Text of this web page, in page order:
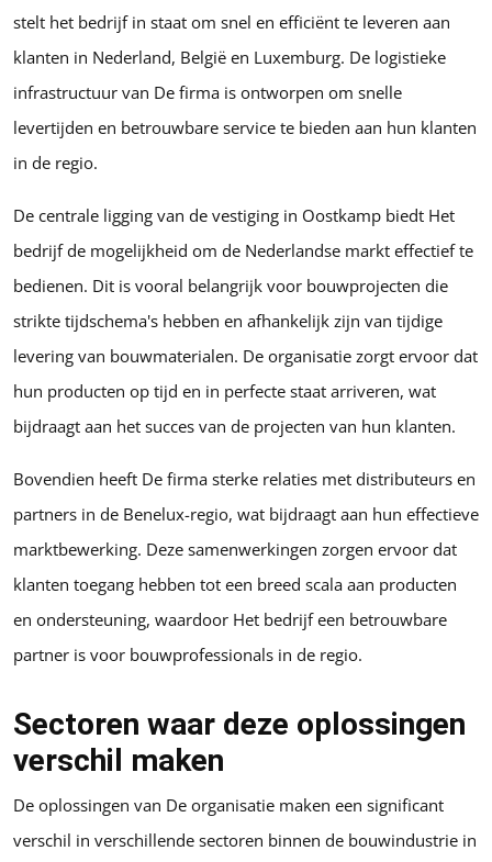
stelt het bedrijf in staat om snel en efficiënt te leveren aan
klanten in Nederland, België en Luxemburg. De logistieke
infrastructuur van De firma is ontworpen om snelle
levertijden en betrouwbare service te bieden aan hun klanten
in de regio.
De centrale ligging van de vestiging in Oostkamp biedt Het
bedrijf de mogelijkheid om de Nederlandse markt effectief te
bedienen. Dit is vooral belangrijk voor bouwprojecten die
strikte tijdschema's hebben en afhankelijk zijn van tijdige
levering van bouwmaterialen. De organisatie zorgt ervoor dat
hun producten op tijd en in perfecte staat arriveren, wat
bijdraagt aan het succes van de projecten van hun klanten.
Bovendien heeft De firma sterke relaties met distributeurs en
partners in de Benelux-regio, wat bijdraagt aan hun effectieve
marktbewerking. Deze samenwerkingen zorgen ervoor dat
klanten toegang hebben tot een breed scala aan producten
en ondersteuning, waardoor Het bedrijf een betrouwbare
partner is voor bouwprofessionals in de regio.
Sectoren waar deze oplossingen
verschil maken
De oplossingen van De organisatie maken een significant
verschil in verschillende sectoren binnen de bouwindustrie in